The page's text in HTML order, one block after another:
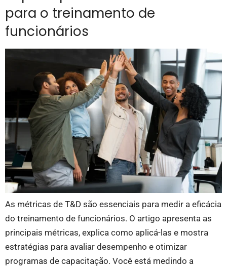
para o treinamento de
funcionários
As métricas de T&D são essenciais para medir a eficácia
do treinamento de funcionários. O artigo apresenta as
principais métricas, explica como aplicá-las e mostra
estratégias para avaliar desempenho e otimizar
programas de capacitação. Você está medindo a